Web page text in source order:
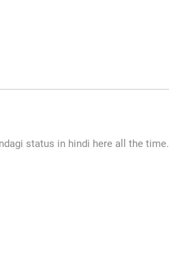
status in hindi here all the time.